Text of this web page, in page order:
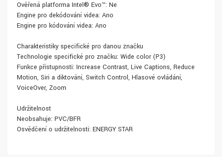
Ověřená platforma Intel® Evo™: Ne
Engine pro dekódování videa: Ano
Engine pro kódování videa: Ano
Charakteristiky specifické pro danou značku
Technologie specifické pro značku: Wide color (P3)
Funkce přístupnosti: Increase Contrast, Live Captions, Reduce
Motion, Siri a diktování, Switch Control, Hlasové ovládání,
VoiceOver, Zoom
Udržitelnost
Neobsahuje: PVC/BFR
Osvědčení o udržitelnosti: ENERGY STAR